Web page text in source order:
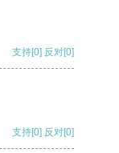
支持[0] 反对[0]
支持[0] 反对[0]